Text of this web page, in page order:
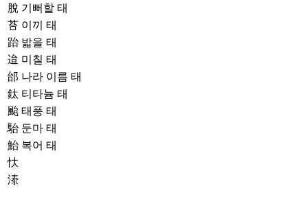
脫 기뻐할 태
苔 이끼 태
跆 밟을 태
迨 미칠 태
邰 나라 이름 태
鈦 티타늄 태
颱 태풍 태
駘 둔마 태
鮐 복어 태
忕
溙